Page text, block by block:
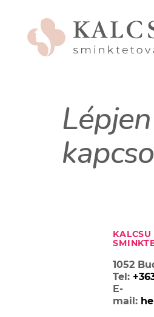
1052
Tel:
E-
mail: